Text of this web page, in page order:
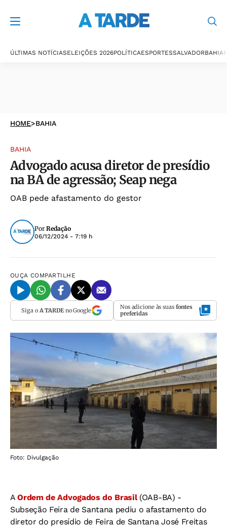
ÚLTIMAS NOTÍCIASELEIÇÕES 2026POLÍTICAESPORTESSALVADORBAHIA
HOME>BAHIA
BAHIA
Advogado acusa diretor de presídio
na BA de agressão; Seap nega
OAB pede afastamento do gestor
Por Redação
06/12/2024 - 7:19 h
OUÇA COMPARTILHE
Siga o A TARDEno Google Nos adicione às suas fontes
preferidas
Foto: Divulgação
AOrdem de Advogados do Brasil(OAB-BA) -
Subseção Feira de Santana pediu o afastamento do
diretor do presídio de Feira de Santana José Freitas